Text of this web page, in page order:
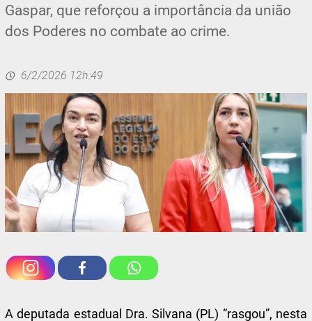
Gaspar, que reforçou a importância da união
dos Poderes no combate ao crime.
6/2/2026 12h:49
A deputada estadual Dra. Silvana (PL) “rasgou”, nesta